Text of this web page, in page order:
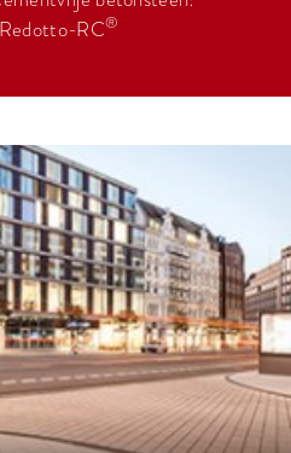
RC®
openbare ruimte.